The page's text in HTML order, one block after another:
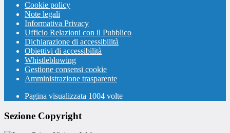
Cookie policy
Note legali
Informativa Privacy
Ufficio Relazioni con il Pubblico
Dichiarazione di accessibilità
Obiettivi di accessibilità
Whistleblowing
Gestione consensi cookie
Amministrazione trasparente
Pagina visualizzata 1004 volte
Sezione Copyright